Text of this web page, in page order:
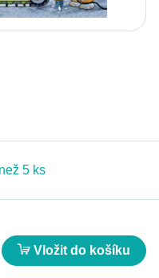
5 ks
Vložit do košíku